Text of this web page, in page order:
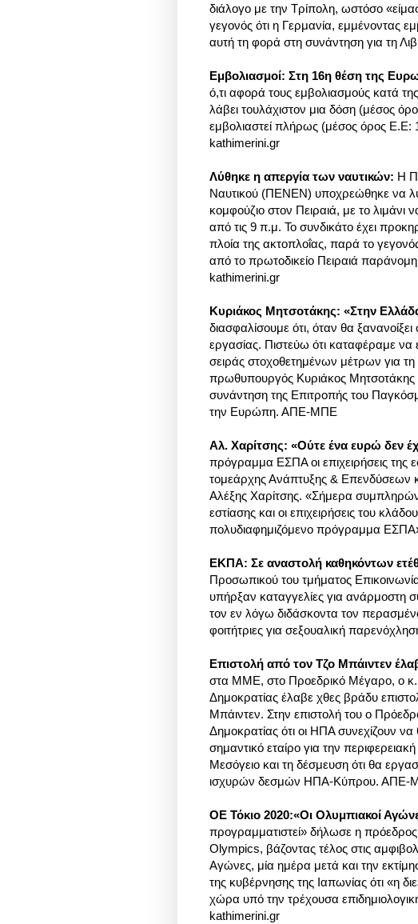
διάλογο με την Τρίπολη, ωστόσο
γεγονός ότι η Γερμανία, εμμένοντας
αυτή τη φορά στη συνάντηση για τη
Eμβολιασμοί: Στη 16η θέση της
ό,τι αφορά τους εμβολιασμούς κατά
λάβει τουλάχιστον μια δόση (μέσος
εμβολιαστεί πλήρως (μέσος όρος Ε.Ε:
kathimerini.gr
Λύθηκε η απεργία των ναυτικών: Η
Ναυτικού (ΠΕΝΕΝ) υποχρεώθηκε να
κομφούζιο στον Πειραιά, με το λιμάνι
από τις 9 π.μ. Το συνδικάτο έχει
πλοία της ακτοπλοΐας, παρά το γεγονός
από το πρωτοδικείο Πειραιά
kathimerini.gr
Κυριάκος Μητσοτάκης: «Στην
διασφαλίσουμε ότι, όταν θα
εργασίας. Πιστεύω ότι καταφέραμε
σειράς στοχοθετημένων μέτρων για τη
πρωθυπουργός Κυριάκος Μητσοτάκης
συνάντηση της Επιτροπής του
την Ευρώπη. ΑΠΕ-ΜΠΕ
Αλ. Χαρίτσης: «Ούτε ένα ευρώ δεν
πρόγραμμα ΕΣΠΑ οι επιχειρήσεις της
τομεάρχης Ανάπτυξης & Επενδύσεων
Αλέξης Χαρίτσης. «Σήμερα
εστίασης και οι επιχειρήσεις του
πολυδιαφημιζόμενο πρόγραμμα
ΕΚΠΑ: Σε αναστολή καθηκόντων
Προσωπικού του τμήματος
υπήρξαν καταγγελίες για ανάρμοστη
τον εν λόγω διδάσκοντα τον
φοιτήτριες για σεξουαλική
Επιστολή από τον Τζο Μπάιντεν
στα ΜΜΕ, στο Προεδρικό Μέγαρο, ο κ.
Δημοκρατίας έλαβε χθες βράδυ
Μπάιντεν. Στην επιστολή του ο
Δημοκρατίας ότι οι ΗΠΑ συνεχίζουν
σημαντικό εταίρο για την
Μεσόγειο και τη δέσμευση ότι θα
ισχυρών δεσμών ΗΠΑ-Κύπρου. ΑΠΕ-
ΟΕ Τόκιο 2020:«Οι Ολυμπιακοί
προγραμματιστεί» δήλωσε η
Olympics, βάζοντας τέλος στις
Αγώνες, μία ημέρα μετά και την
της κυβέρνησης της Ιαπωνίας ότι
χώρα υπό την τρέχουσα
kathimerini.gr